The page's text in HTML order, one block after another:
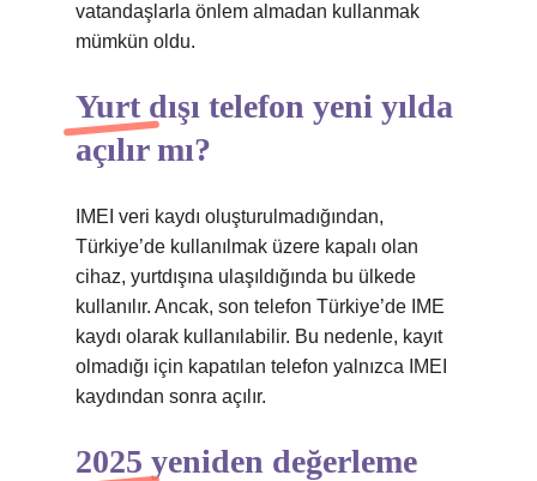
vatandaşlarla önlem almadan kullanmak
mümkün oldu.
Yurt dışı telefon yeni yılda
açılır mı?
IMEI veri kaydı oluşturulmadığından,
Türkiye’de kullanılmak üzere kapalı olan
cihaz, yurtdışına ulaşıldığında bu ülkede
kullanılır. Ancak, son telefon Türkiye’de IME
kaydı olarak kullanılabilir. Bu nedenle, kayıt
olmadığı için kapatılan telefon yalnızca IMEI
kaydından sonra açılır.
2025 yeniden değerleme